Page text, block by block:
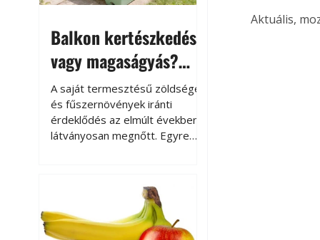
Balkon kertészkedés
vagy magaságyás?
Helytakarékos
kertészkedés
A saját termesztésű zöldségek
és fűszernövények iránti
érdeklődés az elmúlt években
látványosan megnőtt. Egyre
kertészkedés sokak számára
kikapcsolódást és feltöltődést
is jelent.
Aktuális,